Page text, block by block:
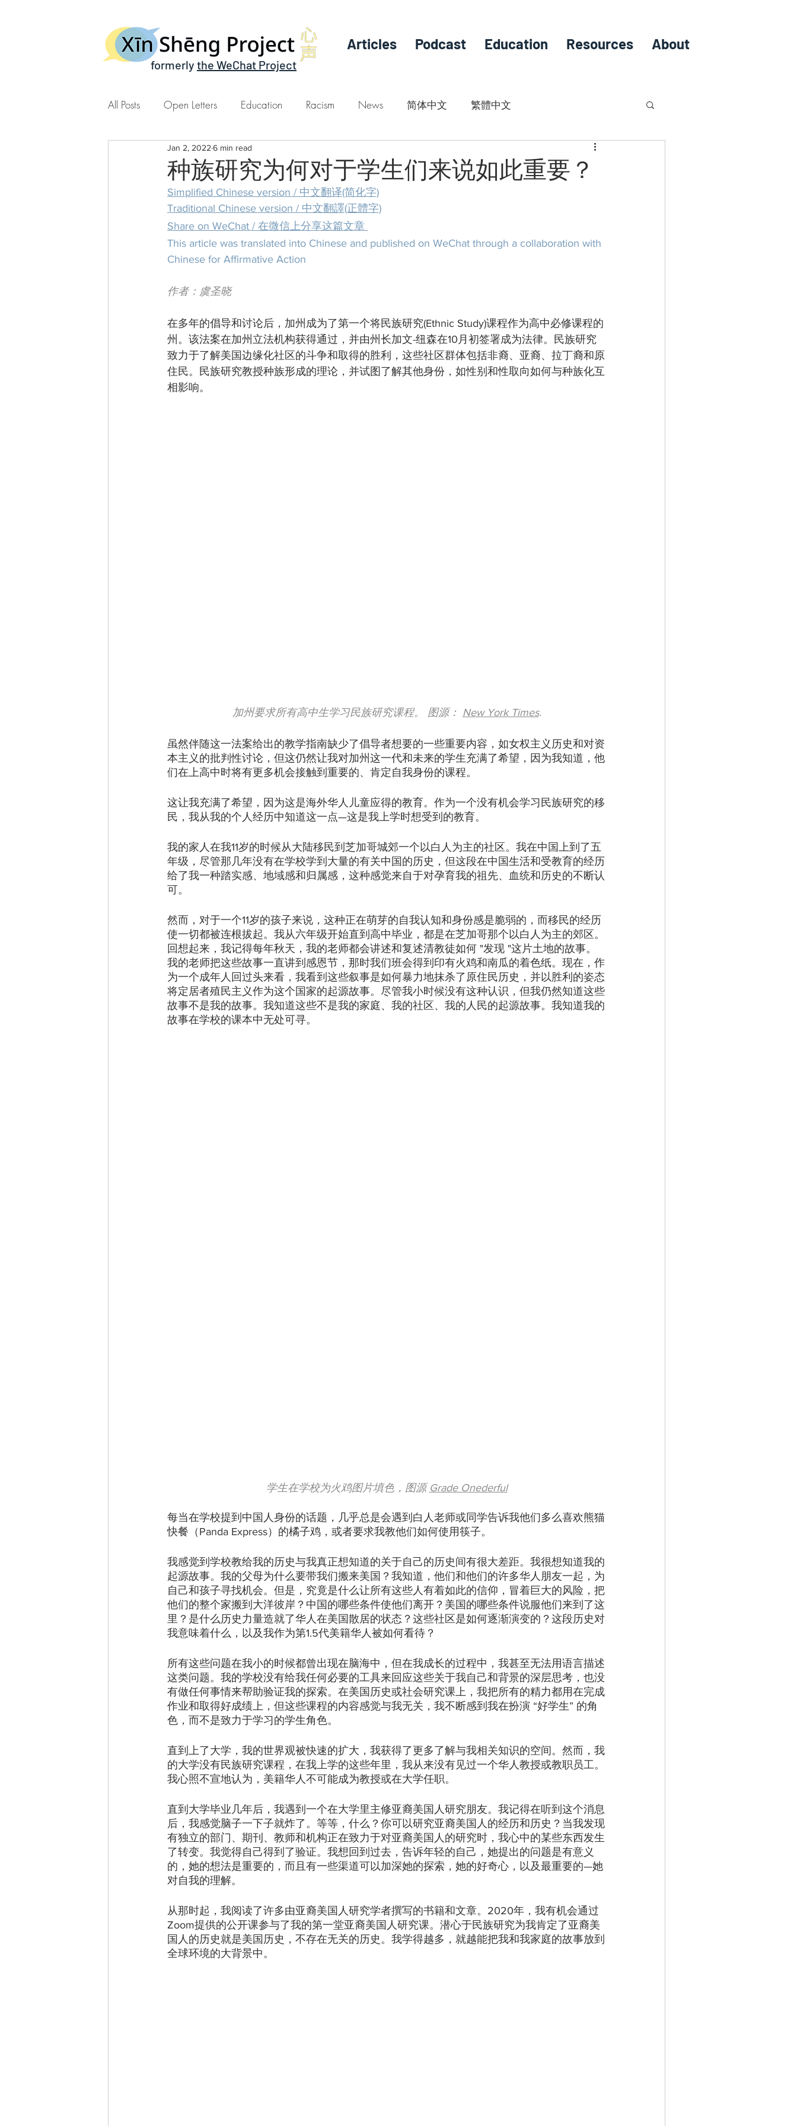
formerly the WeChat Project
Articles Podcast Education Resources About
All Posts Open Letters Education Racism News 简体中文 繁體中文
Xin Sheng Time | 心声时间
种族研究为何对于学生们来说如此重要？
Jan 2, 2022 6 min read
Simplified Chinese version / 中文翻译(简化字)
Traditional Chinese version / 中文翻譯(正體字)
Share on WeChat / 在微信上分享这篇文章
This article was translated into Chinese and published on WeChat through a collaboration with
Chinese for Affirmative Action
作者：虞圣晓
在多年的倡导和讨论后，加州成为了第一个将民族研究(Ethnic Study)课程作为高中必修课程的
州。该法案在加州立法机构获得通过，并由州长加文-纽森在10月初签署成为法律。民族研究
致力于了解美国边缘化社区的斗争和取得的胜利，这些社区群体包括非裔、亚裔、拉丁裔和原
住民。民族研究教授种族形成的理论，并试图了解其他身份，如性别和性取向如何与种族化互
相影响。
加州要求所有高中生学习民族研究课程。 图源： New York Times.
虽然伴随这一法案给出的教学指南缺少了倡导者想要的一些重要内容，如女权主义历史和对资
本主义的批判性讨论，但这仍然让我对加州这一代和未来的学生充满了希望，因为我知道，他
们在上高中时将有更多机会接触到重要的、肯定自我身份的课程。
这让我充满了希望，因为这是海外华人儿童应得的教育。作为一个没有机会学习民族研究的移
民，我从我的个人经历中知道这一点—这是我上学时想受到的教育。
我的家人在我11岁的时候从大陆移民到芝加哥城郊一个以白人为主的社区。我在中国上到了五
年级，尽管那几年没有在学校学到大量的有关中国的历史，但这段在中国生活和受教育的经历
给了我一种踏实感、地域感和归属感，这种感觉来自于对孕育我的祖先、血统和历史的不断认
可。
然而，对于一个11岁的孩子来说，这种正在萌芽的自我认知和身份感是脆弱的，而移民的经历
使一切都被连根拔起。我从六年级开始直到高中毕业，都是在芝加哥那个以白人为主的郊区。
回想起来，我记得每年秋天，我的老师都会讲述和复述清教徒如何 "发现 "这片土地的故事。
我的老师把这些故事一直讲到感恩节，那时我们班会得到印有火鸡和南瓜的着色纸。现在，作
为一个成年人回过头来看，我看到这些叙事是如何暴力地抹杀了原住民历史，并以胜利的姿态
将定居者殖民主义作为这个国家的起源故事。尽管我小时候没有这种认识，但我仍然知道这些
故事不是我的故事。我知道这些不是我的家庭、我的社区、我的人民的起源故事。我知道我的
故事在学校的课本中无处可寻。
学生在学校为火鸡图片填色，图源 Grade Onederful
每当在学校提到中国人身份的话题，几乎总是会遇到白人老师或同学告诉我他们多么喜欢熊猫
快餐（Panda Express）的橘子鸡，或者要求我教他们如何使用筷子。
我感觉到学校教给我的历史与我真正想知道的关于自己的历史间有很大差距。我很想知道我的
起源故事。我的父母为什么要带我们搬来美国？我知道，他们和他们的许多华人朋友一起，为
自己和孩子寻找机会。但是，究竟是什么让所有这些人有着如此的信仰，冒着巨大的风险，把
他们的整个家搬到大洋彼岸？中国的哪些条件使他们离开？美国的哪些条件说服他们来到了这
里？是什么历史力量造就了华人在美国散居的状态？这些社区是如何逐渐演变的？这段历史对
我意味着什么，以及我作为第1.5代美籍华人被如何看待？
所有这些问题在我小的时候都曾出现在脑海中，但在我成长的过程中，我甚至无法用语言描述
这类问题。我的学校没有给我任何必要的工具来回应这些关于我自己和背景的深层思考，也没
有做任何事情来帮助验证我的探索。在美国历史或社会研究课上，我把所有的精力都用在完成
作业和取得好成绩上，但这些课程的内容感觉与我无关，我不断感到我在扮演 “好学生” 的角
色，而不是致力于学习的学生角色。
直到上了大学，我的世界观被快速的扩大，我获得了更多了解与我相关知识的空间。然而，我
的大学没有民族研究课程，在我上学的这些年里，我从来没有见过一个华人教授或教职员工。
我心照不宣地认为，美籍华人不可能成为教授或在大学任职。
直到大学毕业几年后，我遇到一个在大学里主修亚裔美国人研究朋友。我记得在听到这个消息
后，我感觉脑子一下子就炸了。等等，什么？你可以研究亚裔美国人的经历和历史？当我发现
有独立的部门、期刊、教师和机构正在致力于对亚裔美国人的研究时，我心中的某些东西发生
了转变。我觉得自己得到了验证。我想回到过去，告诉年轻的自己，她提出的问题是有意义
的，她的想法是重要的，而且有一些渠道可以加深她的探索，她的好奇心，以及最重要的—她
对自我的理解。
从那时起，我阅读了许多由亚裔美国人研究学者撰写的书籍和文章。2020年，我有机会通过
Zoom提供的公开课参与了我的第一堂亚裔美国人研究课。潜心于民族研究为我肯定了亚裔美
国人的历史就是美国历史，不存在无关的历史。我学得越多，就越能把我和我家庭的故事放到
全球环境的大背景中。